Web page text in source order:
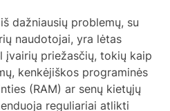
dažniausių problemų, su
naudotojai, yra lėtas
įvairių priežasčių, tokių kaip
kenkėjiškos programinės
(RAM) ar senų kietųjų
reguliariai atlikti